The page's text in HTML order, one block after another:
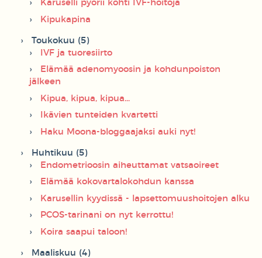
Karuselli pyörii kohti IVF-hoitoja
Kipukapina
Toukokuu (5)
IVF ja tuoresiirto
Elämää adenomyoosin ja kohdunpoiston
jälkeen
Kipua, kipua, kipua...
Ikävien tunteiden kvartetti
Haku Moona-bloggaajaksi auki nyt!
Huhtikuu (5)
Endometrioosin aiheuttamat vatsaoireet
Elämää kokovartalokohdun kanssa
Karusellin kyydissä - lapsettomuushoitojen alku
PCOS-tarinani on nyt kerrottu!
Koira saapui taloon!
Maaliskuu (4)